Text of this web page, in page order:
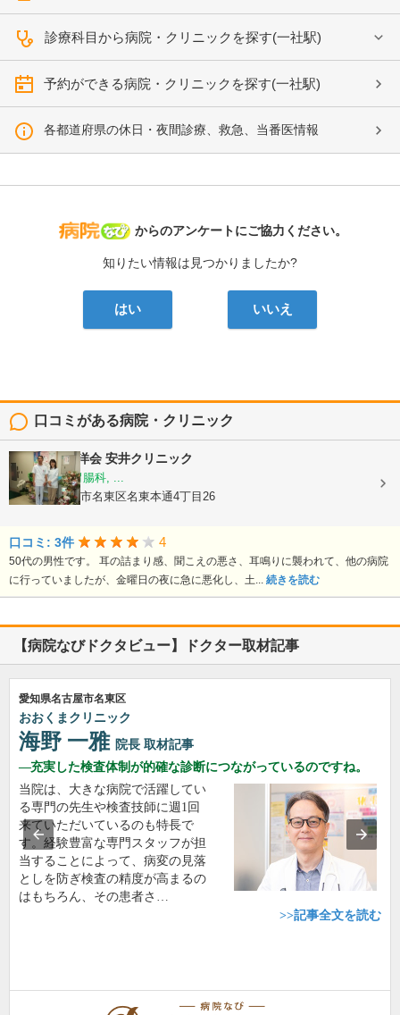
診療科目から病院・クリニックを探す(一社駅)
予約ができる病院・クリニックを探す(一社駅)
各都道府県の休日・夜間診療、救急、当番医情報
病院なび
からのアンケートにご協力ください。
知りたい情報は見つかりましたか?
はい いいえ
口コミがある病院・クリニック
医療法人 貞洋会 安井クリニック
内科, 外科, 胃腸科, ...
愛知県名古屋市名東区名東本通4丁目26
口コミ: 3件 4
50代の男性です。 耳の詰まり感、聞こえの悪さ、耳鳴りに襲われて、他の病院
に行っていましたが、金曜日の夜に急に悪化し、土... 続きを読む
【病院なびドクタビュー】ドクター取材記事
愛知県名古屋市名東区
おおくまクリニック
海野 一雅 院長 取材記事
充実した検査体制が的確な診断につながっているのですね。
当院は、大きな病院で活躍してい
る専門の先生や検査技師に週1回
来ていただいているのも特長で
す。経験豊富な専門スタッフが担
当することによって、病変の見落
としを防ぎ検査の精度が高まるの
はもちろん、その患者さ…
>>記事全文を読む